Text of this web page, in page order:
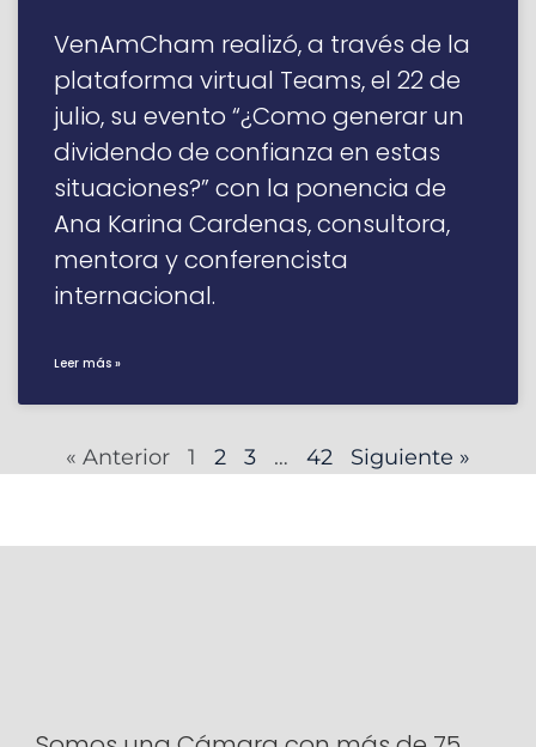
VenAmCham realizó, a través de la
plataforma virtual Teams, el 22 de
julio, su evento “¿Como generar un
dividendo de confianza en estas
situaciones?” con la ponencia de
Ana Karina Cardenas, consultora,
mentora y conferencista
internacional.
Leer más »
« Anterior 1 2 3 … 42 Siguiente »